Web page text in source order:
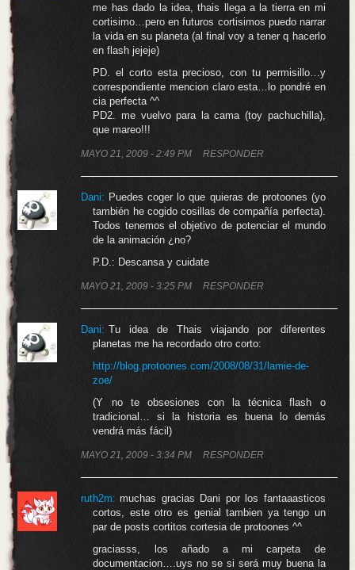
me has dado la idea, thais llega a la tierra en mi
cortisimo…pero en futuros cortisimos puedo narrar
la vida en su planeta (al final voy a tener q hacerlo
en flash jejeje)
PD. el corto esta precioso, con tu permisillo…y
correspondiente mencion claro esta…lo pondré en
cia perfecta ^^
PD2. me vuelvo para la cama (toy pachuchilla),
que mareo!!!
MAYO 21, 2009 - 2:49 PM RESPONDER
Dani: Puedes coger lo que quieras de protoones (yo
también he cogido cosillas de compañía perfecta).
Todos tenemos el objetivo de potenciar el mundo
de la animación ¿no?
P.D.: Descansa y cuidate
MAYO 21, 2009 - 3:25 PM RESPONDER
Dani: Tu idea de Thais viajando por diferentes
planetas me ha recordado otro corto:
http://blog.protoones.com/2008/08/31/lamie-de-
zoe/
(Y no te obsesiones con la técnica flash o
tradicional… si la historia es buena lo demás
vendrá más fácil)
MAYO 21, 2009 - 3:34 PM RESPONDER
ruth2m: muchas gracias Dani por los fantaaasticos
cortos, este otro es genial tambien ya tengo un
par de posts cortitos cortesia de protoones ^^
graciasss, los añado a mi carpeta de
documentacion….uys no se si será muy buena la